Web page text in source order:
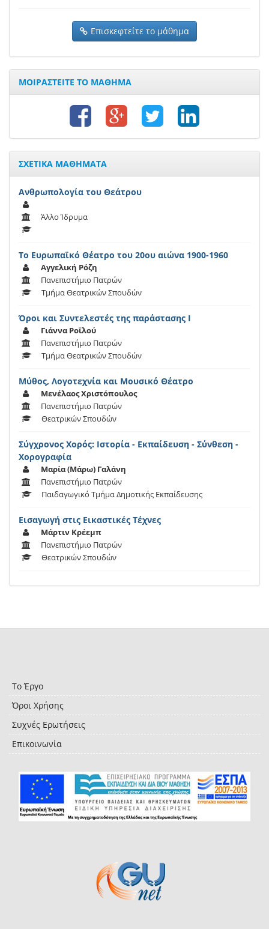
Επισκεφτείτε το μάθημα
ΜΟΙΡΑΣΤΕΙΤΕ ΤΟ ΜΑΘΗΜΑ
ΣΧΕΤΙΚΑ ΜΑΘΗΜΑΤΑ
Ανθρωπολογία του Θεάτρου
Άλλο Ίδρυμα
Το Ευρωπαϊκό Θέατρο του 20ου αιώνα 1900-1960
Αγγελική Ρόζη
Πανεπιστήμιο Πατρών
Τμήμα Θεατρικών Σπουδών
Όροι και Συντελεστές της παράστασης Ι
Γιάννα Ροϊλού
Πανεπιστήμιο Πατρών
Τμήμα Θεατρικών Σπουδών
Μύθος, Λογοτεχνία και Μουσικό Θέατρο
Μενέλαος Χριστόπουλος
Πανεπιστήμιο Πατρών
Θεατρικών Σπουδών
Σύγχρονος Χορός: Ιστορία - Εκπαίδευση - Σύνθεση -
Χορογραφία
Μαρία (Μάρω) Γαλάνη
Πανεπιστήμιο Πατρών
Παιδαγωγικό Τμήμα Δημοτικής Εκπαίδευσης
Εισαγωγή στις Εικαστικές Τέχνες
Μάρτιν Κρέεμπ
Πανεπιστήμιο Πατρών
Θεατρικών Σπουδών
Το Έργο
Όροι Χρήσης
Συχνές Ερωτήσεις
Επικοινωνία